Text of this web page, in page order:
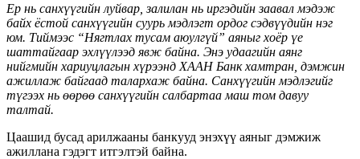
Ер нь санхүүгийн луйвар, залилан нь иргэдийн заавал мэдэж
байх ёстой санхүүгийн суурь мэдлэгт ордог сэдвүүдийн нэг
юм. Тиймээс “Нягтлах тусам аюулгүй” аяныг хоёр үе
шаттайгаар эхлүүлээд явж байна. Энэ удаагийн аянг
нийгмийн хариуцлагын хүрээнд ХААН Банк хамтран, дэмжин
ажиллаж байгаад талархаж байна. Санхүүгийн мэдлэгийг
түгээх нь өөрөө санхүүгийн салбартаа маш том давуу
талтай.
Цаашид бусад арилжааны банкууд энэхүү аяныг дэмжиж
ажиллана гэдэгт итгэлтэй байна.